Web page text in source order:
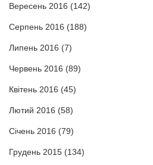
Вересень 2016 (142)
Серпень 2016 (188)
Липень 2016 (7)
Червень 2016 (89)
Квітень 2016 (45)
Лютий 2016 (58)
Січень 2016 (79)
Грудень 2015 (134)